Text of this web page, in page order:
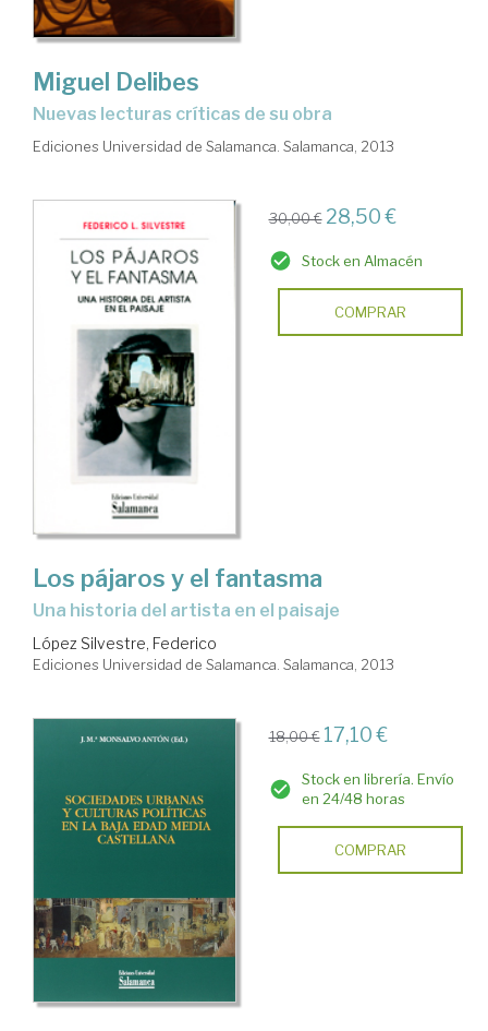
Miguel Delibes
Nuevas lecturas críticas de su obra
Ediciones Universidad de Salamanca. Salamanca, 2013
30,00 € 28,50 €
Stock en Almacén
COMPRAR
Los pájaros y el fantasma
una historia del artista en el paisaje
López Silvestre, Federico
Ediciones Universidad de Salamanca. Salamanca, 2013
18,00 € 17,10 €
Stock en librería. Envío
en 24/48 horas
COMPRAR